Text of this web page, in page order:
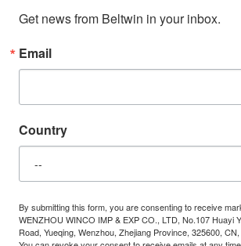
Get news from Beltwin in your inbox.
Email
Country
By submitting this form, you are consenting to receive
WENZHOU WINCO IMP & EXP CO., LTD, No.107 Huayi
Road, Yueqing, Wenzhou, Zhejiang Province, 325600,